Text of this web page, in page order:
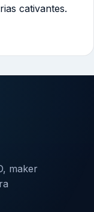
cativantes.
maker